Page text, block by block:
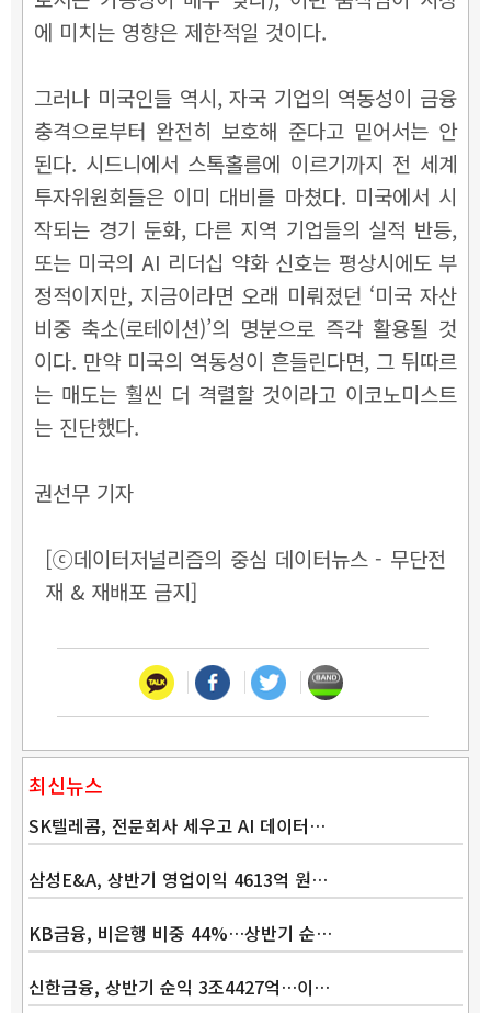
에 미치는 영향은 제한적일 것이다.
그러나 미국인들 역시, 자국 기업의 역동성이 금융
충격으로부터 완전히 보호해 준다고 믿어서는 안
된다. 시드니에서 스톡홀름에 이르기까지 전 세계
투자위원회들은 이미 대비를 마쳤다. 미국에서 시
작되는 경기 둔화, 다른 지역 기업들의 실적 반등,
또는 미국의 AI 리더십 약화 신호는 평상시에도 부
정적이지만, 지금이라면 오래 미뤄졌던 ‘미국 자산
비중 축소(로테이션)’의 명분으로 즉각 활용될 것
이다. 만약 미국의 역동성이 흔들린다면, 그 뒤따르
는 매도는 훨씬 더 격렬할 것이라고 이코노미스트
는 진단했다.
권선무 기자
[ⓒ데이터저널리즘의 중심 데이터뉴스 - 무단전
재 & 재배포 금지]
최신뉴스
SK텔레콤, 전문회사 세우고 AI 데이터…
삼성E&A, 상반기 영업이익 4613억 원…
KB금융, 비은행 비중 44%…상반기 순…
신한금융, 상반기 순익 3조4427억…이…